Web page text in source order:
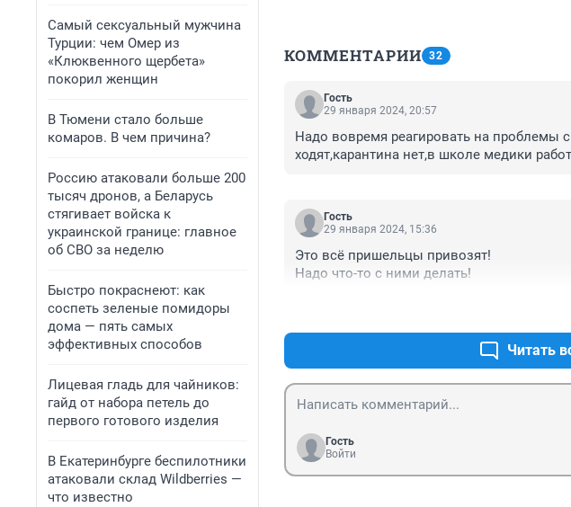
Самый сексуальный мужчина
Турции: чем Омер из
«Клюквенного щербета»
покорил женщин
В Тюмени стало больше
комаров. В чем причина?
Россию атаковали больше 200
тысяч дронов, а Беларусь
стягивает войска к
украинской границе: главное
об СВО за неделю
Быстро покраснеют: как
соспеть зеленые помидоры
дома — пять самых
эффективных способов
Лицевая гладь для чайников:
гайд от набора петель до
первого готового изделия
В Екатеринбурге беспилотники
атаковали склад Wildberries —
что известно
КОММЕНТАРИИ 32
Гость
29 января 2024, 20:57
Надо вовремя реагировать на проблемы
ходят,карантина нет,в школе медики
Гость
29 января 2024, 15:36
Это всё пришельцы привозят!
Надо что-то с ними делать!
Читать
Гость
Войти